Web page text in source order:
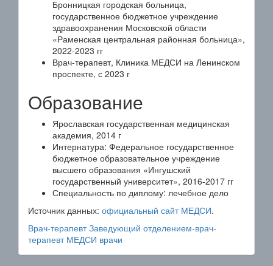
Бронницкая городская больница,
государственное бюджетное учреждение
здравоохранения Московской области
«Раменская центральная районная больница»,
2022-2023 гг
Врач-терапевт, Клиника МЕДСИ на Ленинском
проспекте, с 2023 г
Образование
Ярославская государственная медицинская
академия, 2014 г
Интернатура: Федеральное государственное
бюджетное образовательное учреждение
высшего образования «Ингушский
государственный университет», 2016-2017 гг
Специальность по диплому: лечебное дело
Источник данных: официальный сайт МЕДСИ.
Врач-терапевт Заведующий отделением-врач-
терапевт МЕДСИ врачи